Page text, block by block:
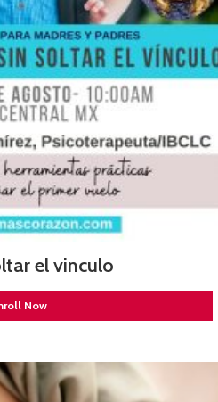
el vinculo
Now